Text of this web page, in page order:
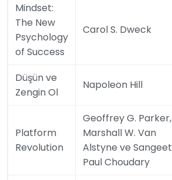
Mindset:
The New
Psychology
of Success
Carol S. Dweck
Düşün ve
Zengin Ol
Napoleon Hill
Platform
Revolution
Geoffrey G. Parker,
Marshall W. Van
Alstyne ve Sangeet
Paul Choudary